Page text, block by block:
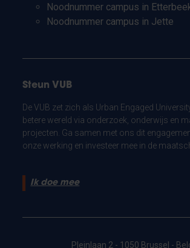
Noodnummer campus in
Noodnummer campus in Jette
Steun VUB
De VUB zet zich als Urban Engaged
betere wereld via onderzoek, onderwijs en
projecten. Ga samen met ons dit
onze werking en investeer mee in de
Ik doe mee
Pleinlaan 2 - 1050 Brussel -